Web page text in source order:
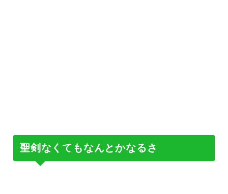
聖剣なくてもなんとかなるさ